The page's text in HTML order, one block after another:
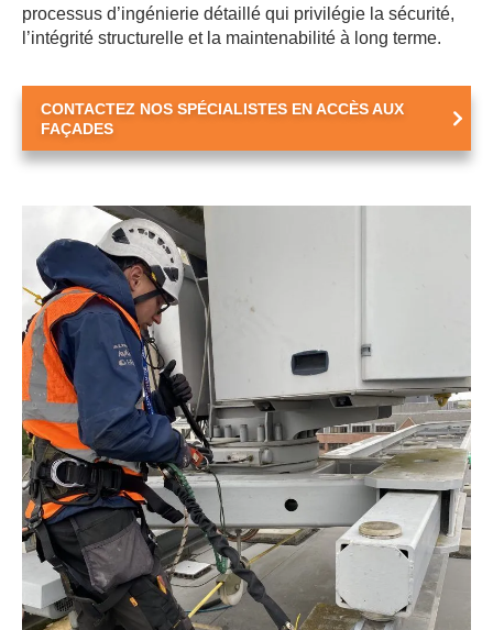
processus d’ingénierie détaillé qui privilégie la sécurité,
l’intégrité structurelle et la maintenabilité à long terme.
CONTACTEZ NOS SPÉCIALISTES EN ACCÈS AUX
FAÇADES